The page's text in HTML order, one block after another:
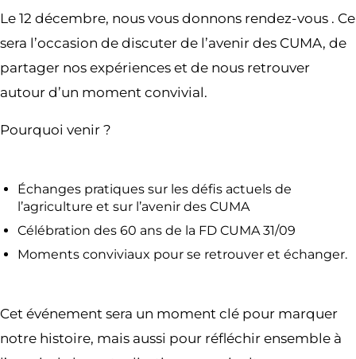
Le 12 décembre, nous vous donnons rendez-vous . Ce
sera l’occasion de discuter de l’avenir des CUMA, de
partager nos expériences et de nous retrouver
autour d’un moment convivial.
Pourquoi venir ?
Échanges pratiques sur les défis actuels de
l’agriculture et sur l’avenir des CUMA
Célébration des 60 ans de la FD CUMA 31/09
Moments conviviaux pour se retrouver et échanger.
Cet événement sera un moment clé pour marquer
notre histoire, mais aussi pour réfléchir ensemble à